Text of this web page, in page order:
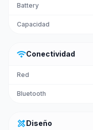
Battery
Capacidad
wifiConectividad
Red
Bluetooth
design_servicesDiseño